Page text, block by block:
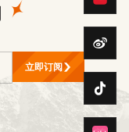
立即订阅